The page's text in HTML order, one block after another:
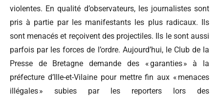
violentes. En qualité d’observateurs, les journalistes sont
pris à partie par les manifestants les plus radicaux. Ils
sont menacés et reçoivent des projectiles. Ils le sont aussi
parfois par les forces de l’ordre. Aujourd’hui, le Club de la
Presse de Bretagne demande des « garanties » à la
préfecture d’Ille-et-Vilaine pour mettre fin aux « menaces
illégales » subies par les reporters lors des